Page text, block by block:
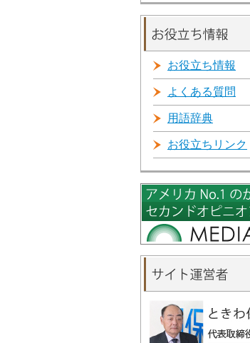
お役立ち情報
よくある質問
用語辞典
お役立ちリンク